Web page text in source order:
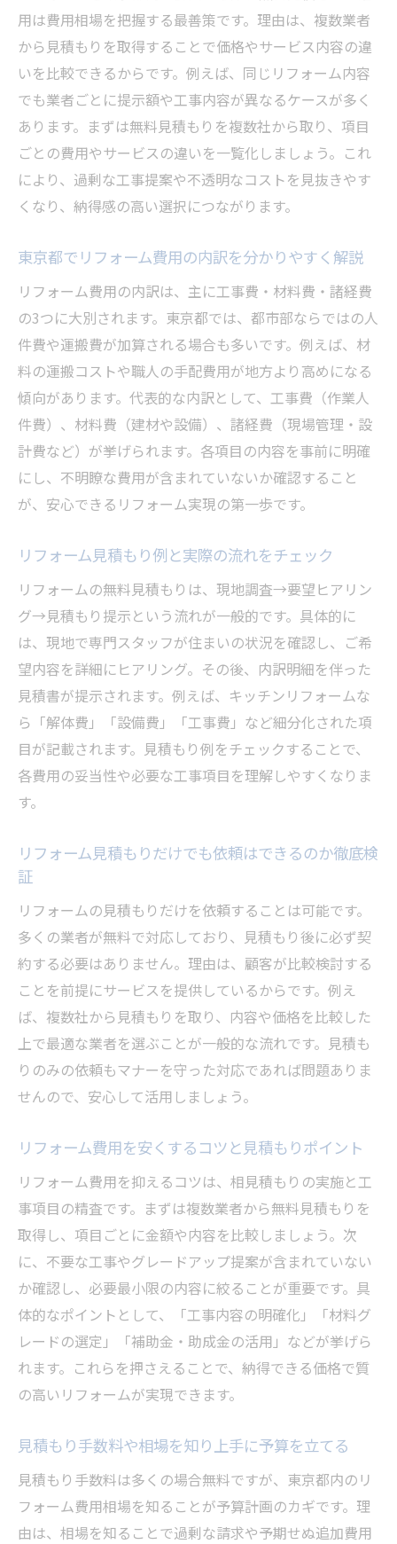
リフォーム相見積もりで費用を比較する重
相見積もりを活用したリフォーム業者選び
の手順
リフォーム相見積もりマナーと注意すべき
ポイント
相見積もりでわかるリフォーム業者の違い
を解説
す方法
納得できるリフォーム計画のための比較術
見積もり手数料や注意点を徹底解説
リフォーム見積もり手数料の相場と無料の
違い
見積もり依頼時に確認すべきリフォームの
注意点
リフォーム業者の手数料トラブルを未然に
落とし穴
見積もり内容を比較してリフォーム費用を
抑えるコツ
リフォーム見積もりだけ依頼した場合の対
応策
無料シミュレーションでリフォーム計画を立て
る
リフォームシミュレーション無料活用のメ
リット
リフォーム計画前に押さえたいシミュレー
無料見積もりとシミュレーションの違いを
徹底比較
リフォーム費用を賢く試算するシミュレー
ション活用
スマホで手軽にできるリフォームシミュレ
ーション
信頼できるリフォーム業者を見極めるコツ
ポイント
怪しいリフォーム業者の特徴と見抜き方を
解説
口コミや評判でリフォーム業者の実力を見
極める方法
見積もり内容から業者の信頼性を判断する
コツ
リフォーム業者比較で後悔しない選び方の
秘訣
安心して任せられるリフォーム業者の見つ
リフォーム見積もりアプリで簡単に費用を
試算
用は費用相場を把握する最善策です。理由は、複数業者
から見積もりを取得することで価格やサービス内容の違
いを比較できるからです。例えば、同じリフォーム内容
でも業者ごとに提示額や工事内容が異なるケースが多く
あります。まずは無料見積もりを複数社から取り、項目
ごとの費用やサービスの違いを一覧化しましょう。これ
により、過剰な工事提案や不透明なコストを見抜きやす
くなり、納得感の高い選択につながります。
東京都でリフォーム費用の内訳を分かりやすく解説
リフォーム費用の内訳は、主に工事費・材料費・諸経費
の3つに大別されます。東京都では、都市部ならではの人
件費や運搬費が加算される場合も多いです。例えば、材
料の運搬コストや職人の手配費用が地方より高めになる
傾向があります。代表的な内訳として、工事費（作業人
件費）、材料費（建材や設備）、諸経費（現場管理・設
計費など）が挙げられます。各項目の内容を事前に明確
にし、不明瞭な費用が含まれていないか確認すること
が、安心できるリフォーム実現の第一歩です。
リフォーム見積もり例と実際の流れをチェック
リフォームの無料見積もりは、現地調査→要望ヒアリン
グ→見積もり提示という流れが一般的です。具体的に
は、現地で専門スタッフが住まいの状況を確認し、ご希
望内容を詳細にヒアリング。その後、内訳明細を伴った
見積書が提示されます。例えば、キッチンリフォームな
ら「解体費」「設備費」「工事費」など細分化された項
目が記載されます。見積もり例をチェックすることで、
各費用の妥当性や必要な工事項目を理解しやすくなりま
す。
リフォーム見積もりだけでも依頼はできるのか徹底検
証
リフォームの見積もりだけを依頼することは可能です。
多くの業者が無料で対応しており、見積もり後に必ず契
約する必要はありません。理由は、顧客が比較検討する
ことを前提にサービスを提供しているからです。例え
ば、複数社から見積もりを取り、内容や価格を比較した
上で最適な業者を選ぶことが一般的な流れです。見積も
りのみの依頼もマナーを守った対応であれば問題ありま
せんので、安心して活用しましょう。
リフォーム費用を安くするコツと見積もりポイント
リフォーム費用を抑えるコツは、相見積もりの実施と工
事項目の精査です。まずは複数業者から無料見積もりを
取得し、項目ごとに金額や内容を比較しましょう。次
に、不要な工事やグレードアップ提案が含まれていない
か確認し、必要最小限の内容に絞ることが重要です。具
体的なポイントとして、「工事内容の明確化」「材料グ
レードの選定」「補助金・助成金の活用」などが挙げら
れます。これらを押さえることで、納得できる価格で質
の高いリフォームが実現できます。
見積もり手数料や相場を知り上手に予算を立てる
見積もり手数料は多くの場合無料ですが、東京都内のリ
フォーム費用相場を知ることが予算計画のカギです。理
由は、相場を知ることで過剰な請求や予期せぬ追加費用